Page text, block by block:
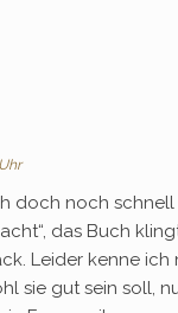
doch noch
das Buch
Leider kenne
sie gut sein soll,